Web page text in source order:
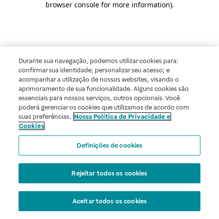
browser console for more information).
Durante sua navegação, podemos utilizar cookies para:
confirmar sua identidade; personalizar seu acesso; e
acompanhar a utilização de nossos websites, visando o
aprimoramento de sua funcionalidade. Alguns cookies são
essenciais para nossos serviços, outros opcionais. Você
poderá gerenciar os cookies que utilizamos de acordo com
suas preferências. Nossa Política de Privacidade e
Cookies
Definições de cookies
Rejeitar todos os cookies
Aceitar todos os cookies